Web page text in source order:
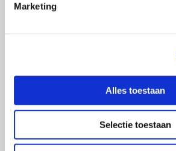
Marketing
Alles toestaan
Selectie toestaan
Ziektebeelden
EGPA
RCA
Overige Vasculitiden
Informatie